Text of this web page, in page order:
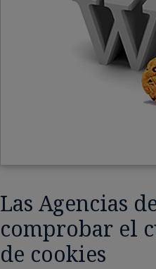
Las Agencias
comprobar el
de cookies